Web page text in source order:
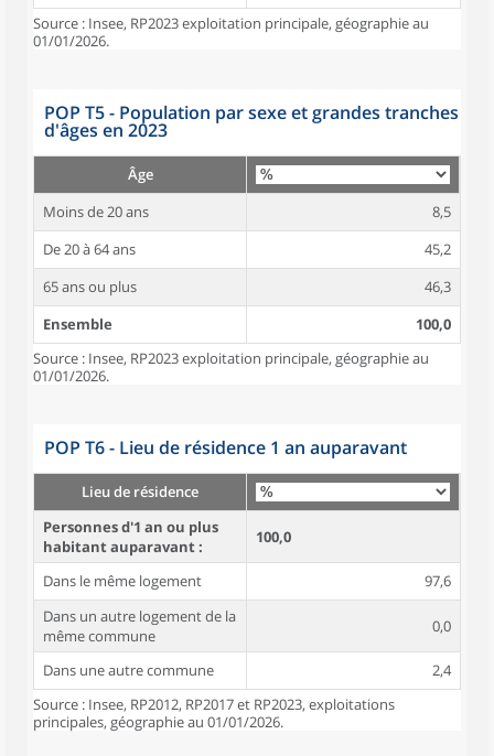
Source : Insee, RP2023 exploitation principale, géographie au
01/01/2026.
POP T5 - Population par sexe et grandes tranches
d'âges en 2023
Âge
Moins de 20 ans
8,5
De 20 à 64 ans
45,2
65 ans ou plus
46,3
Ensemble
100,0
Source : Insee, RP2023 exploitation principale, géographie au
01/01/2026.
POP T6 - Lieu de résidence 1 an auparavant
Lieu de résidence
Personnes d'1 an ou plus
habitant auparavant :
100,0
Dans le même logement
97,6
Dans un autre logement de la
même commune
0,0
Dans une autre commune
2,4
Source : Insee, RP2012, RP2017 et RP2023, exploitations
principales, géographie au 01/01/2026.